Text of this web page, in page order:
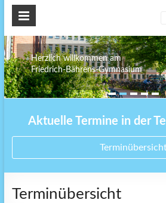
Herzlich willkommen am
Friedrich-Bährens-Gymnasium
Aktuelle Termine in der
Terminübersicht